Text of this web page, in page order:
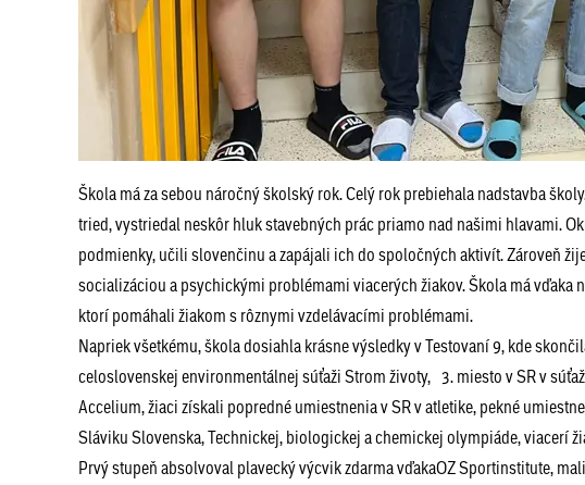
Škola má za sebou náročný školský rok. Celý rok prebiehala nadstavba
tried, vystriedal neskôr hluk stavebných prác priamo nad našimi hlavami.
podmienky, učili slovenčinu a zapájali ich do spoločných aktivít. Zároveň
socializáciou a psychickými problémami viacerých žiakov. Škola má
ktorí pomáhali žiakom s rôznymi vzdelávacími problémami.
Napriek všetkému, škola dosiahla krásne výsledky v Testovaní 9, kde
celoslovenskej environmentálnej súťaži Strom životy, 3. miesto v SR v
Accelium, žiaci získali popredné umiestnenia v SR v atletike, pekné
Sláviku Slovenska, Technickej, biologickej a chemickej olympiáde, viacerí
Prvý stupeň absolvoval plavecký výcvik zdarma vďakaOZ Sportinstitute,